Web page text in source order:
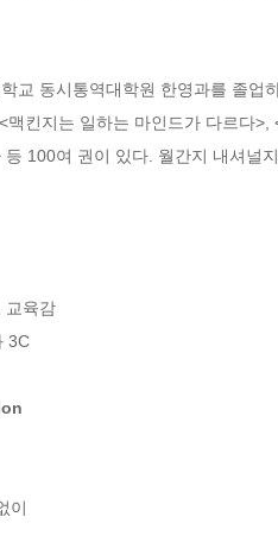
교 동시통역대학원 한영과를 졸
맥킨지는 일하는 마인드가 다르다
100여 권이 있다. 월간지 내셔널
교육감
3C
이